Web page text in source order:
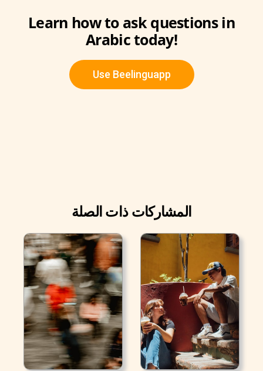
Learn how to ask questions in
Arabic today!
Use Beelinguapp
المشاركات ذات الصلة